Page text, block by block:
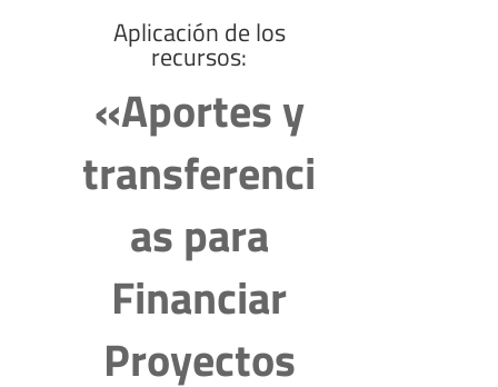
Aplicación de los
recursos:
«Aportes y
transferenci
as para
Financiar
Proyectos